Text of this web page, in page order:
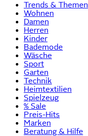
Trends & Themen
Wohnen
Damen
Herren
Kinder
Bademode
Wäsche
Sport
Garten
Technik
Heimtextilien
Spielzeug
% Sale
Preis-Hits
Marken
Beratung & Hilfe